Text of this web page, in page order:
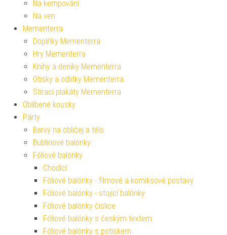
Na kempování
Na ven
Mementerra
Doplňky Mementerra
Hry Mementerra
Knihy a deníky Mementerra
Otisky a odlitky Mementerra
Stírací plakáty Mementerra
Oblíbené kousky
Párty
Barvy na obličej a tělo
Bublinové balónky
Fóliové balónky
Chodící
Fóliové balónky - filmové a komiksové postavy
Fóliové balónky - stojící balónky
Fóliové balónky číslice
Fóliové balónky s českým textem
Fóliové balónky s potiskem